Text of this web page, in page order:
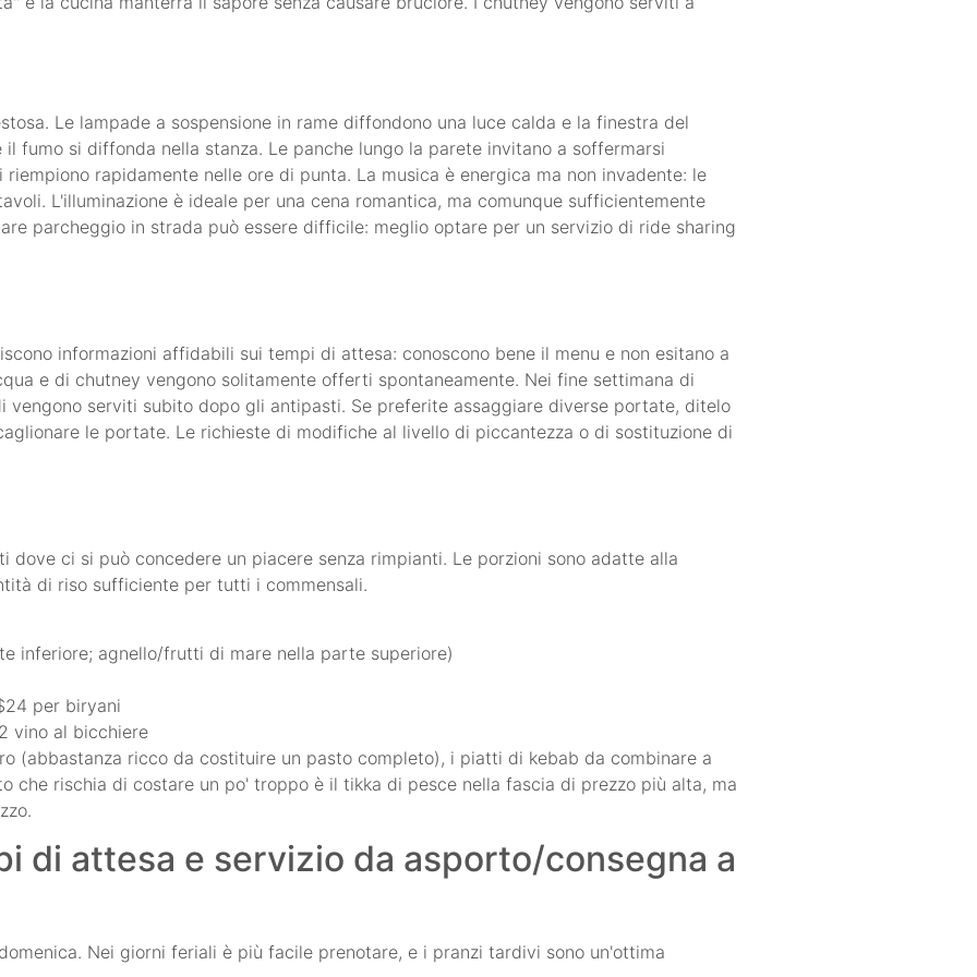
Le lampade a sospensione in rame diffondono una luce calda e la finestra del
fumo si diffonda nella stanza. Le panche lungo la parete invitano a soffermarsi
rapidamente nelle ore di punta. La musica è energica ma non invadente: le
L'illuminazione è ideale per una cena romantica, ma comunque sufficientemente
parcheggio in strada può essere difficile: meglio optare per un servizio di ride sharing
informazioni affidabili sui tempi di attesa: conoscono bene il menu e non esitano a
e di chutney vengono solitamente offerti spontaneamente. Nei fine settimana di
vengono serviti subito dopo gli antipasti. Se preferite assaggiare diverse portate, ditelo
le portate. Le richieste di modifiche al livello di piccantezza o di sostituzione di
ci si può concedere un piacere senza rimpianti. Le porzioni sono adatte alla
di riso sufficiente per tutti i commensali.
inferiore; agnello/frutti di mare nella parte superiore)
per biryani
vino al bicchiere
(abbastanza ricco da costituire un pasto completo), i piatti di kebab da combinare a
che rischia di costare un po' troppo è il tikka di pesce nella fascia di prezzo più alta, ma
di attesa e servizio da asporto/consegna a
Nei giorni feriali è più facile prenotare, e i pranzi tardivi sono un'ottima